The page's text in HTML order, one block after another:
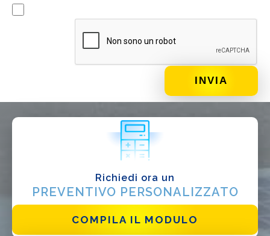
Richiedi ora un
PREVENTIVO PERSONALIZZATO
COMPILA IL MODULO
Progettista
EPC
Distributore
Altro